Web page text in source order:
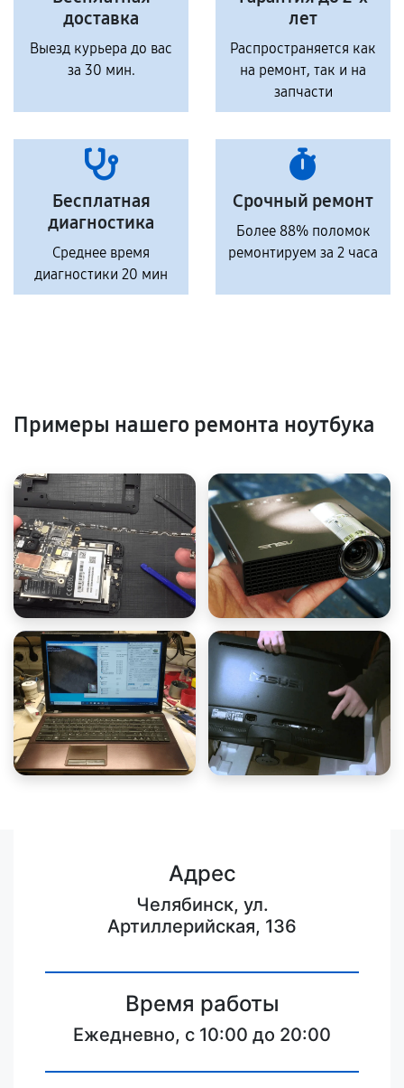
доставка
Выезд курьера до вас
за 30 мин.
лет
Распространяется как
на ремонт, так и на
запчасти
Бесплатная
диагностика
Среднее время
диагностики 20 мин
Срочный ремонт
Более 88% поломок
ремонтируем за 2 часа
Примеры нашего ремонта ноутбука
Адрес
Челябинск, ул.
Артиллерийская, 136
Время работы
Ежедневно, с 10:00 до 20:00